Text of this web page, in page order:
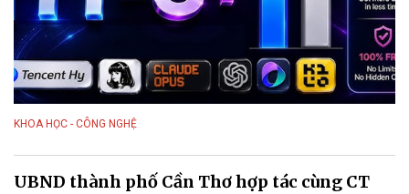
KHOA HỌC - CÔNG NGHỆ
UBND thành phố Cần Thơ hợp tác cùng CT